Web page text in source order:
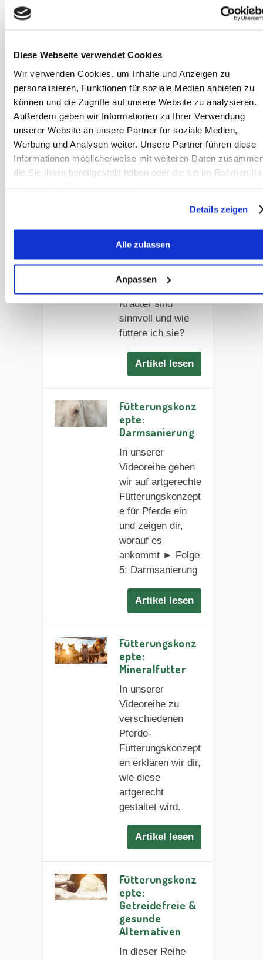
Diese Webseite verwendet Cookies
Wir verwenden Cookies, um Inhalte und Anzeigen zu
personalisieren, Funktionen für soziale Medien anbieten zu
können und die Zugriffe auf unsere Website zu analysieren.
Außerdem geben wir Informationen zu Ihrer Verwendung
unserer Website an unsere Partner für soziale Medien,
Werbung und Analysen weiter. Unsere Partner führen diese
Informationen möglicherweise mit weiteren Daten
die Sie ihnen bereitgestellt haben oder die sie im Rahmen
Details zeigen
Alle zulassen
Anpassen
Selen für Pferde
► Erfahre jetzt
mehr im
SANOANIMAL
Video✓
Artikel lesen
Wie kann eine
artgerechte
Fütterung gestaltet
Kräuter sind
sinnvoll und wie
füttere ich sie?
Artikel lesen
Fütterungskonz
epte:
Darmsanierung
In unserer
Videoreihe gehen
wir auf artgerechte
Fütterungskonzept
e für Pferde ein
und zeigen dir,
worauf es
ankommt ► Folge
5: Darmsanierung
Artikel lesen
Fütterungskonz
epte:
Mineralfutter
In unserer
Videoreihe zu
verschiedenen
Pferde-
Fütterungskonzept
en erklären wir dir,
wie diese
artgerecht
gestaltet wird.
Artikel lesen
Fütterungskonz
epte:
Getreidefreie &
gesunde
Alternativen
In dieser Reihe